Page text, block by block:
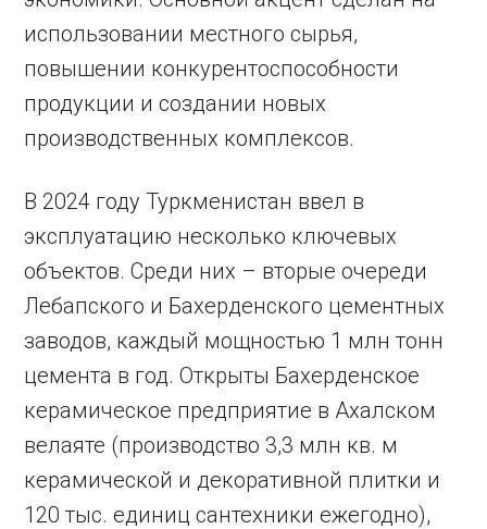
использовании местного сырья,
повышении конкурентоспособности
продукции и создании новых
производственных комплексов.
В 2024 году Туркменистан ввел в
эксплуатацию несколько ключевых
объектов. Среди них – вторые очереди
Лебапского и Бахерденского цементных
заводов, каждый мощностью 1 млн тонн
цемента в год. Открыты Бахерденское
керамическое предприятие в Ахалском
велаяте (производство 3,3 млн кв. м
керамической и декоративной плитки и
120 тыс. единиц сантехники ежегодно),